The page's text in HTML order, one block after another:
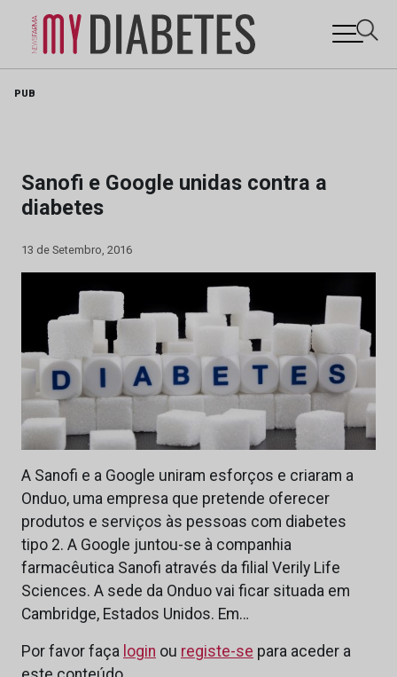
PUB
Sanofi e Google unidas contra a
diabetes
13 de Setembro, 2016
A Sanofi e a Google uniram esforços e criaram a
Onduo, uma empresa que pretende oferecer
produtos e serviços às pessoas com diabetes
tipo 2. A Google juntou-se à companhia
farmacêutica Sanofi através da filial Verily Life
Sciences. A sede da Onduo vai ficar situada em
Cambridge, Estados Unidos. Em…
Por favor faça login ou registe-se para aceder a